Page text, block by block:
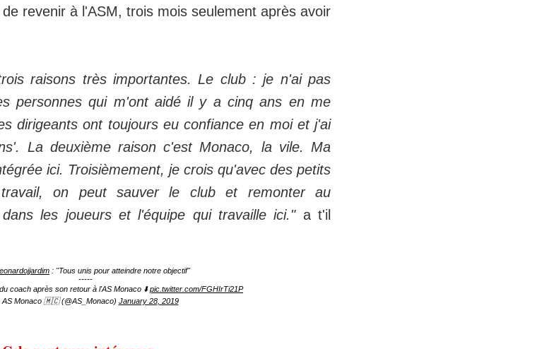
revenir à l'ASM, trois mois seulement après avoir
raisons très importantes. Le club : je n'ai pas
personnes qui m'ont aidé il y a cinq ans en me
dirigeants ont toujours eu confiance en moi et j'ai
La deuxième raison c'est Monaco, la vile. Ma
ici. Troisièmement, je crois qu'avec des petits
on peut sauver le club et remonter au
les joueurs et l'équipe qui travaille ici."a t'il
: "Tous unis pour atteindre notre objectif"
-----
coach après son retour à l'AS Monaco ⬇️pic.twitter.com/FGHIrTi21P
Monaco 🇲🇨 (@AS_Monaco) January 28, 2019